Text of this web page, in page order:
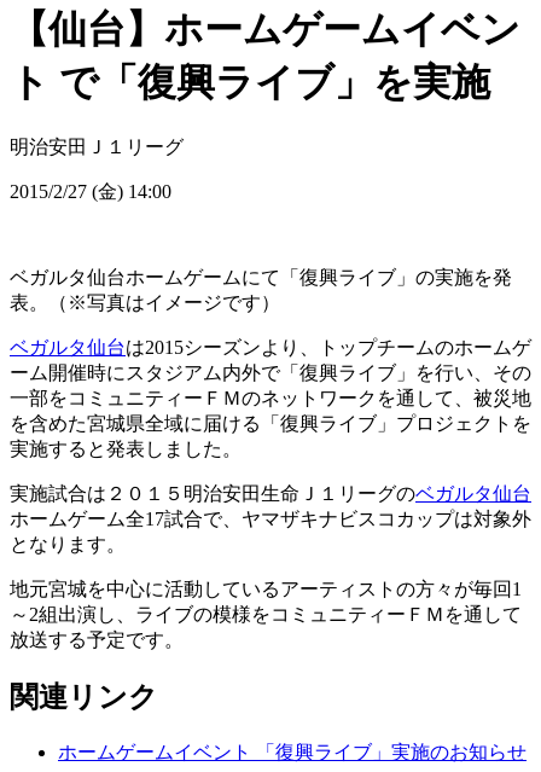
【仙台】ホームゲームイベン
ト で「復興ライブ」を実施
明治安田Ｊ１リーグ
2015/2/27 (金) 14:00
ベガルタ仙台ホームゲームにて「復興ライブ」の実施を発
表。（※写真はイメージです）
ベガルタ仙台は2015シーズンより、トップチームのホームゲ
ーム開催時にスタジアム内外で「復興ライブ」を行い、その
一部をコミュニティーＦＭのネットワークを通して、被災地
を含めた宮城県全域に届ける「復興ライブ」プロジェクトを
実施すると発表しました。
実施試合は２０１５明治安田生命Ｊ１リーグのベガルタ仙台
ホームゲーム全17試合で、ヤマザキナビスコカップは対象外
となります。
地元宮城を中心に活動しているアーティストの方々が毎回1
～2組出演し、ライブの模様をコミュニティーＦＭを通して
放送する予定です。
関連リンク
ホームゲームイベント 「復興ライブ」実施のお知らせ